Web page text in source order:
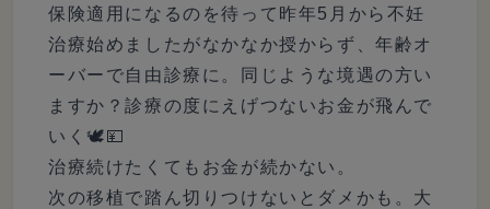
保険適用になるのを待って昨年5月から不妊
治療始めましたがなかなか授からず、年齢オ
ーバーで自由診療に。同じような境遇の方い
ますか？診療の度にえげつないお金が飛んで
いく🕊💴
治療続けたくてもお金が続かない。
次の移植で踏ん切りつけないとダメかも。大